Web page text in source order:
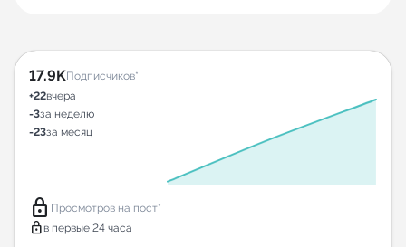
17.9KПодписчиков*
+22вчера
-3за неделю
-23за месяц
lock Просмотров на пост*
lock в первые 24 часа